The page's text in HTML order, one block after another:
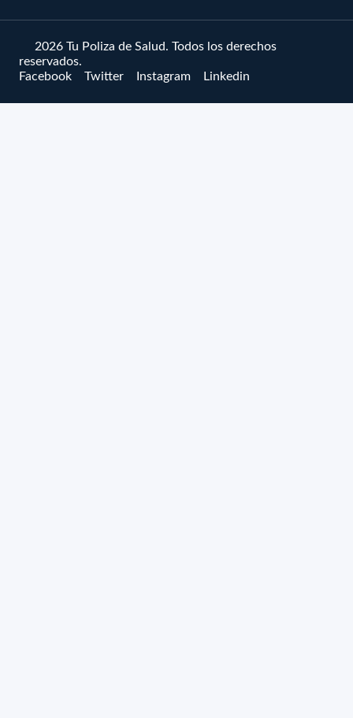
© 2026 Tu Poliza de Salud. Todos los derechos
reservados.
Facebook
Twitter Instagram Linkedin